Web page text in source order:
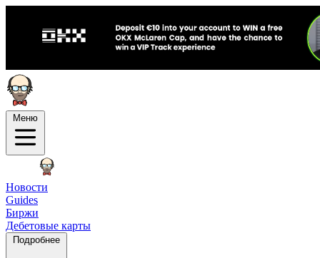
Меню
Новости
Guides
Биржи
Дебетовые карты
Подробнее